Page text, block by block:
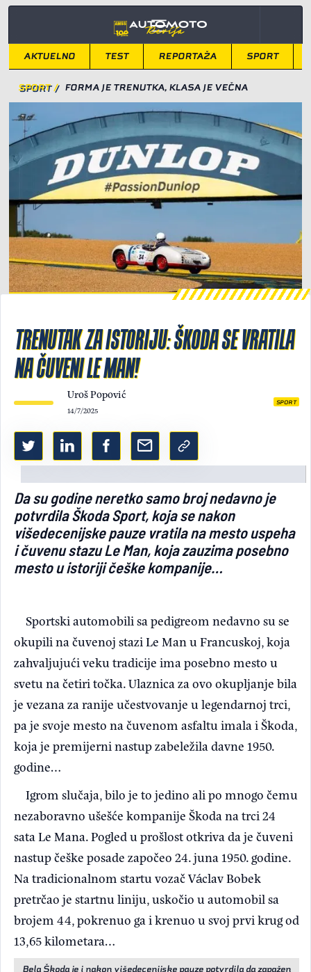
Light/Dark mode
AKTUELNO TEST REPORTAŽA SPORT
SPORT / FORMA JE TRENUTKA, KLASA JE VEČNA
TRENUTAK ZA ISTORIJU: ŠKODA SE VRATILA
NA ČUVENI LE MAN!
Uroš Popović
14/7/2025
SPORT
Da su godine neretko samo broj nedavno je
potvrdila Škoda Sport, koja se nakon
višedecenijske pauze vratila na mesto uspeha
i čuvenu stazu Le Man, koja zauzima posebno
mesto u istoriji češke kompanije…
Sportski automobili sa pedigreom nedavno su se
okupili na čuvenoj stazi Le Man u Francuskoj, koja
zahvaljujući veku tradicije ima posebno mesto u
svetu na četiri točka. Ulaznica za ovo okupljanje bila
je vezana za ranije učestvovanje u legendarnoj trci,
pa je svoje mesto na čuvenom asfaltu imala i Škoda,
koja je premijerni nastup zabeležila davne 1950.
godine…
Igrom slučaja, bilo je to jedino ali po mnogo čemu
nezaboravno ušešće kompanije Škoda na trci 24
sata Le Mana. Pogled u prošlost otkriva da je čuveni
nastup češke posade započeo 24. juna 1950. godine.
Na tradicionalnom startu vozač Václav Bobek
pretrčao je startnu liniju, uskočio u automobil sa
brojem 44, pokrenuo ga i krenuo u svoj prvi krug od
13,65 kilometara…
Bela Škoda je i nakon višedecenijske pauze potvrdila da zapažen